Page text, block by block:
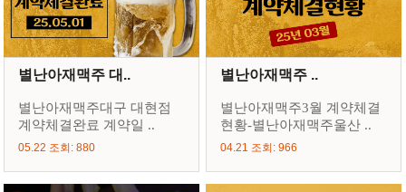
별난아재맥주 대..
별난아재맥주대구 대현점
계약체결완료 계약일 ..
05.22 조회: 880
별난아재맥주 ..
별난아재맥주3월 계약체결
현황-별난아재맥주울산 ..
04.21 조회: 966